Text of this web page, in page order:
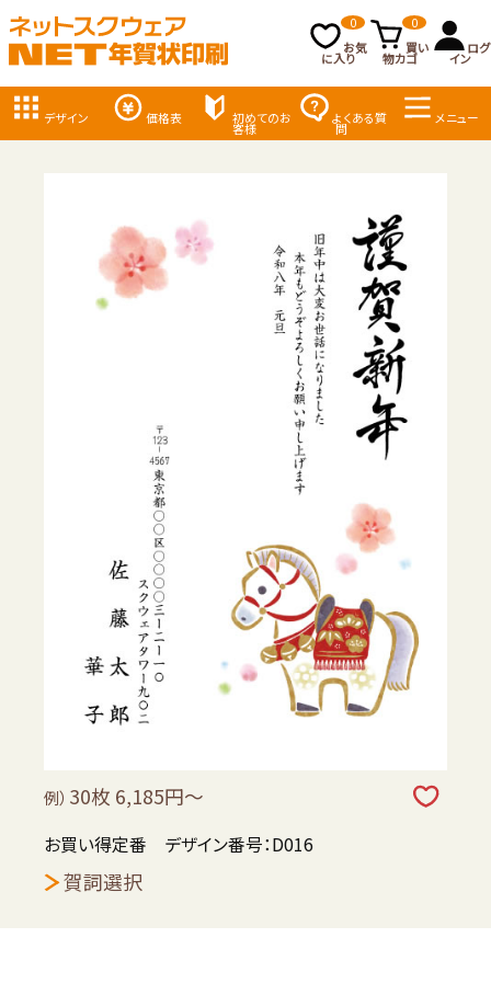
お気
に入り
0
買い
物カゴ
0
ログ
イン
デザイン 価格表 初めてのお
客様
よくある質
問
メニュー
例） 30枚 6,185円～
お買い得定番 デザイン番号：D016
賀詞選択